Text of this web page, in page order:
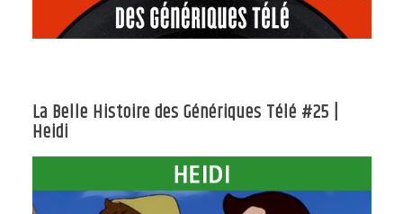
La Belle Histoire des Génériques Télé #25 |
Heidi